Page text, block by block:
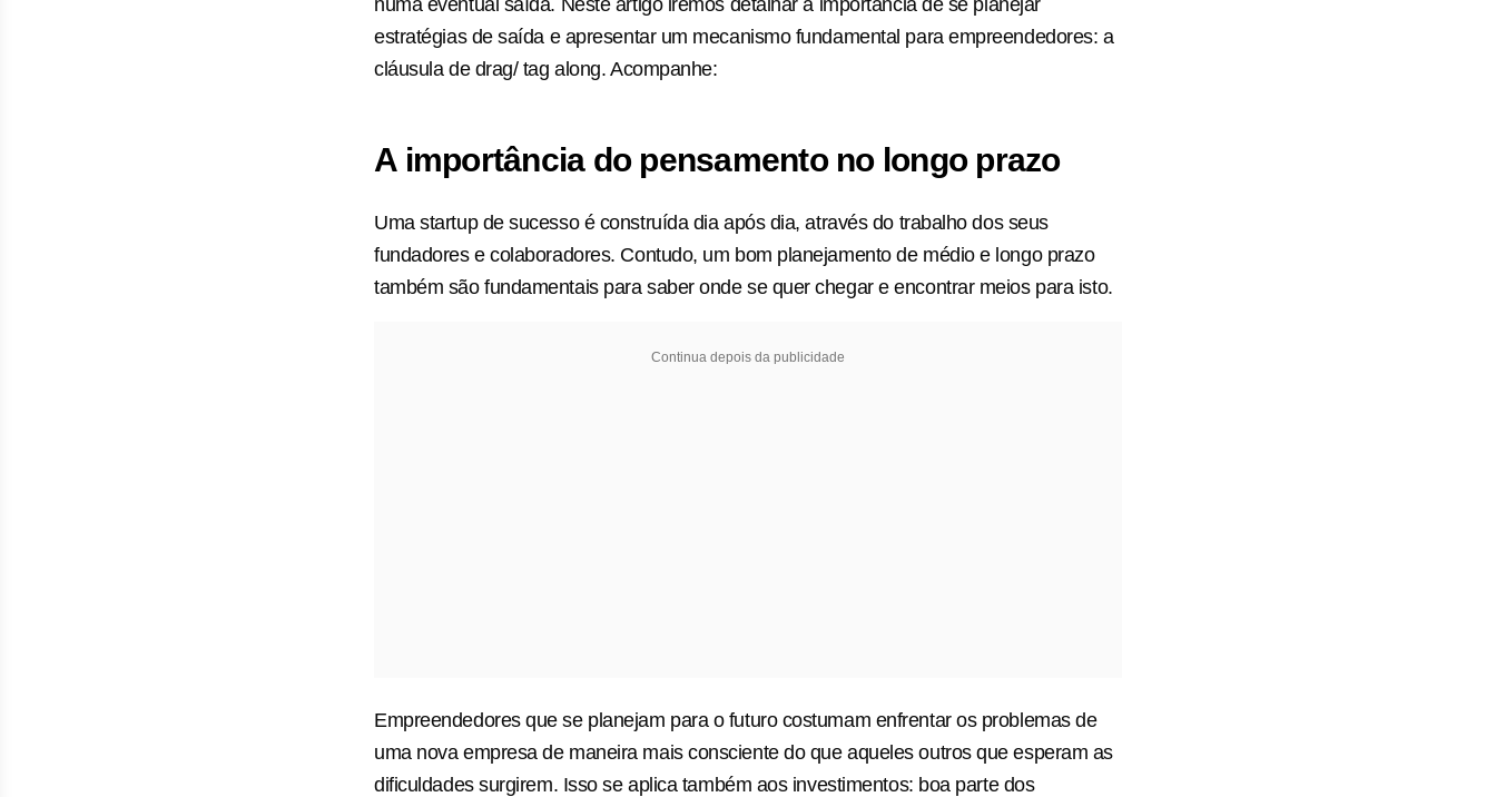
numa eventual saída. Neste artigo iremos detalhar a importância de se planejar
estratégias de saída e apresentar um mecanismo fundamental para empreendedores: a
cláusula de drag/ tag along. Acompanhe:
A importância do pensamento no longo prazo
Uma startup de sucesso é construída dia após dia, através do trabalho dos seus
fundadores e colaboradores. Contudo, um bom planejamento de médio e longo prazo
também são fundamentais para saber onde se quer chegar e encontrar meios para isto.
Continua depois da publicidade
Empreendedores que se planejam para o futuro costumam enfrentar os problemas de
uma nova empresa de maneira mais consciente do que aqueles outros que esperam as
dificuldades surgirem. Isso se aplica também aos investimentos: boa parte dos